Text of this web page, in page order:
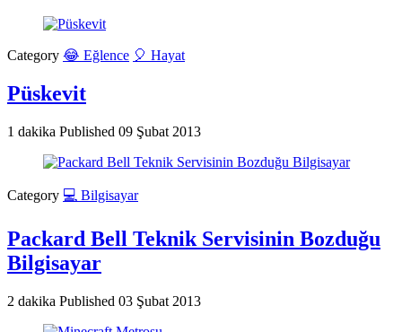
Category 😂 Eğlence 🎈 Hayat
Püskevit
1 dakika Published 09 Şubat 2013
Category 💻 Bilgisayar
Packard Bell Teknik Servisinin Bozduğu
Bilgisayar
2 dakika Published 03 Şubat 2013